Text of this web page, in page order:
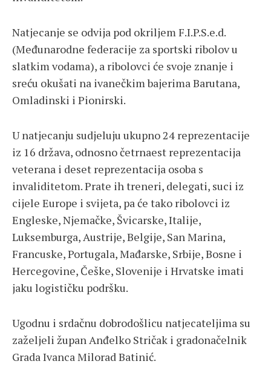
Natjecanje se odvija pod okriljem F.I.P.S.e.d.
(Međunarodne federacije za sportski ribolov u
slatkim vodama), a ribolovci će svoje znanje i
sreću okušati na ivanečkim bajerima Barutana,
Omladinski i Pionirski.
U natjecanju sudjeluju ukupno 24 reprezentacije
iz 16 država, odnosno četrnaest reprezentacija
veterana i deset reprezentacija osoba s
invaliditetom. Prate ih treneri, delegati, suci iz
cijele Europe i svijeta, pa će tako ribolovci iz
Engleske, Njemačke, Švicarske, Italije,
Luksemburga, Austrije, Belgije, San Marina,
Francuske, Portugala, Mađarske, Srbije, Bosne i
Hercegovine, Češke, Slovenije i Hrvatske imati
jaku logističku podršku.
Ugodnu i srdačnu dobrodošlicu natjecateljima su
zaželjeli župan Anđelko Stričak i gradonačelnik
Grada Ivanca Milorad Batinić.